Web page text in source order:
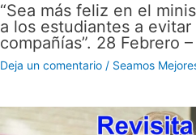
“Sea más feliz en el
a los estudiantes a evitar
compañías”. 28 Febrero
Deja un comentario / Seamos